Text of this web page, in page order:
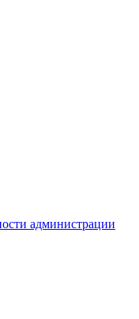
администрации